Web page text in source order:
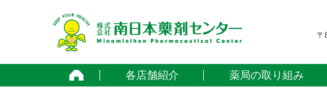
〒
home各店舗紹介 薬局の取り組み